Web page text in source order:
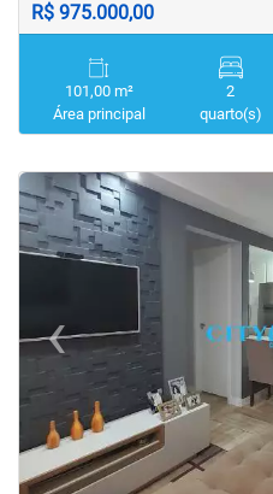
R$ 975.000,00
101,00 m²
Área principal
2
quarto(s)
< <<
‹Previous